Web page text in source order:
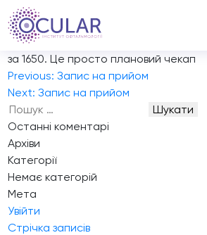
Запис на прийом
А можна обрати переписку в
Мені потрібно записати мене та
за 1650. Це просто плановий чекап
Навігація
записів
Previous: Запис на прийом
Next: Запис на прийом
Пошук:
Останні коментарі
Архіви
Категорії
Немає категорій
Мета
Увійти
Стрічка записів